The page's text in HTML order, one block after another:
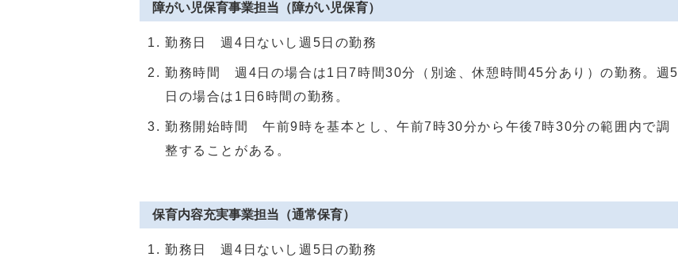
障がい児保育事業担当（障がい児保育）
勤務日 週4日ないし週5日の勤務
勤務時間 週4日の場合は1日7時間30分（別途、休憩時間45分あり）の勤務。週5
日の場合は1日6時間の勤務。
勤務開始時間 午前9時を基本とし、午前7時30分から午後7時30分の範囲内で調
整することがある。
保育内容充実事業担当（通常保育）
勤務日 週4日ないし週5日の勤務